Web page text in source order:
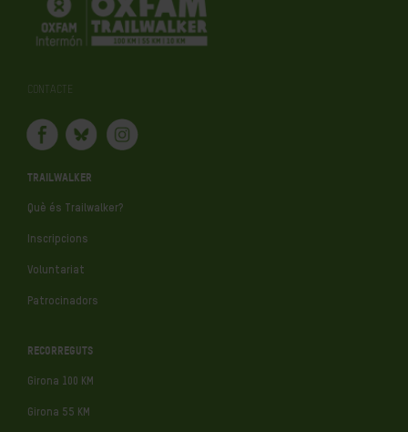
CONTACTE
TRAILWALKER
Què és Trailwalker?
Inscripcions
Voluntariat
Patrocinadors
RECORREGUTS
Girona 100 KM
Girona 55 KM